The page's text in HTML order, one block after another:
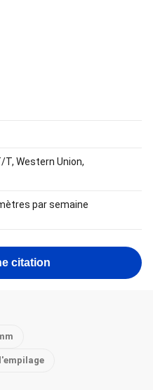
T, Western Union,
par semaine
citation